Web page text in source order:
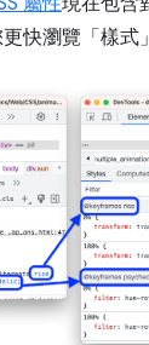
快瀏覽「樣式」